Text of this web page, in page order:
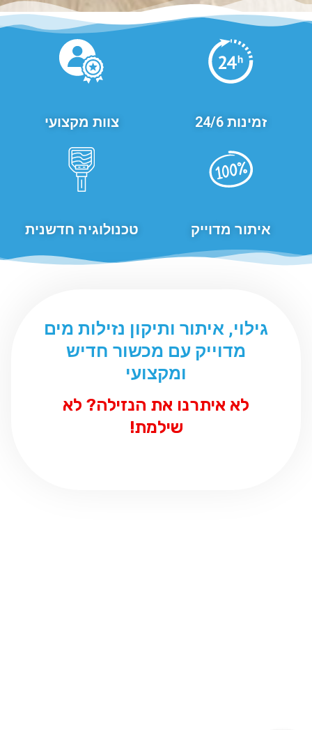
זמינות 24/6 צוות מקצועי
איתור מדוייק טכנולוגיה חדשנית
גילוי, איתור ותיקון נזילות מים
מדוייק עם מכשור חדיש
ומקצועי
לא איתרנו את הנזילה? לא
שילמת!